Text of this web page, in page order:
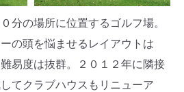
分の場所に位置するゴルフ場。
の頭を悩ませるレイアウトは
易度は抜群。２０１２年に隣接
てクラブハウスもリニューア